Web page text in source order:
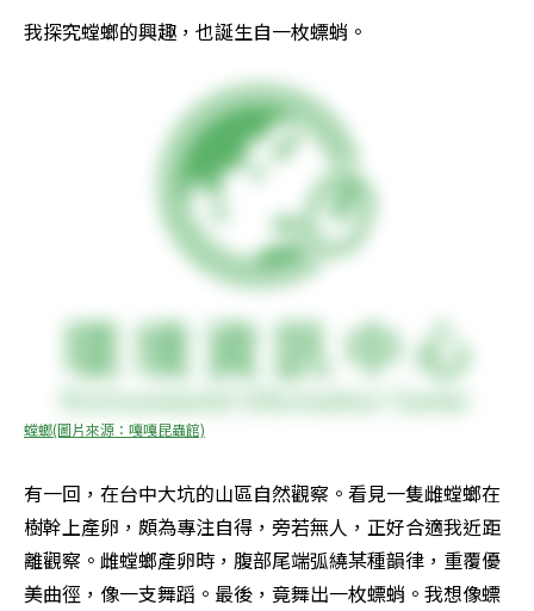
我探究螳螂的興趣，也誕生自一枚螵蛸。
螳螂(圖片來源：嘎嘎昆蟲館)
有一回，在台中大坑的山區自然觀察。看見一隻雌螳螂在
樹幹上產卵，頗為專注自得，旁若無人，正好合適我近距
離觀察。雌螳螂產卵時，腹部尾端弧繞某種韻律，重覆優
美曲徑，像一支舞蹈。最後，竟舞出一枚螵蛸。我想像螵